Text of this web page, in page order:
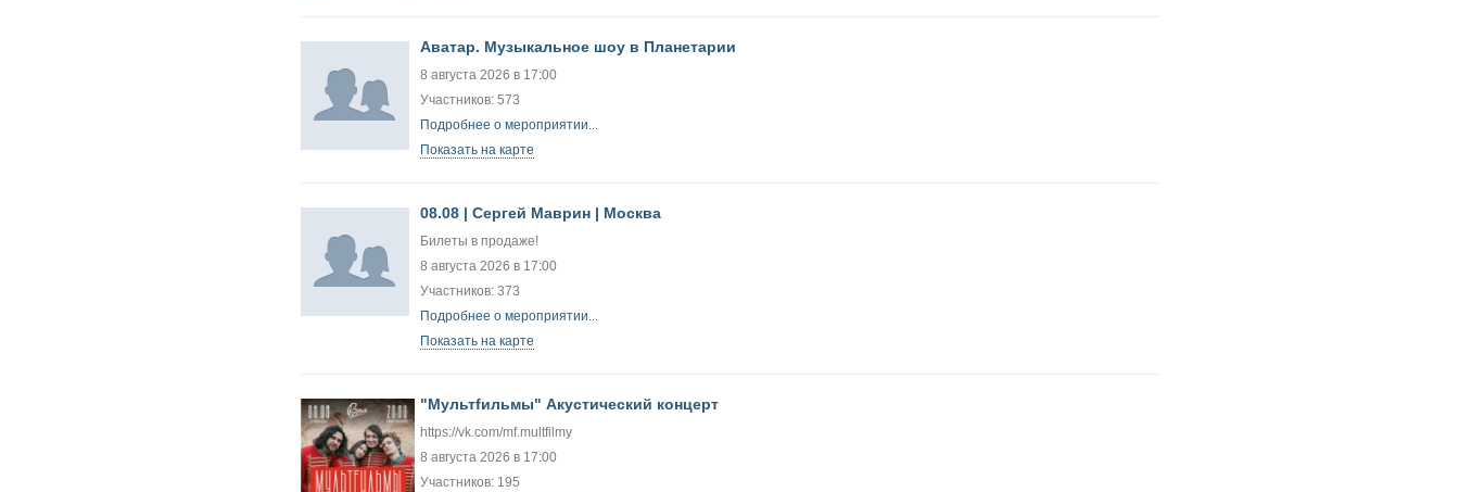
Аватар. Музыкальное шоу в Планетарии
8 августа 2026 в 17:00
Участников: 573
Подробнее о мероприятии...
Показать на карте
08.08 | Сергей Маврин | Москва
Билеты в продаже!
8 августа 2026 в 17:00
Участников: 373
Подробнее о мероприятии...
Показать на карте
"Мультfильмы" Акустический концерт
https://vk.com/mf.multfilmy
8 августа 2026 в 17:00
Участников: 195